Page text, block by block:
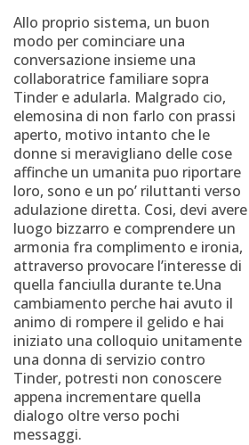
Allo proprio sistema, un buon
modo per cominciare una
conversazione insieme una
collaboratrice familiare sopra
Tinder e adularla. Malgrado cio,
elemosina di non farlo con prassi
aperto, motivo intanto che le
donne si meravigliano delle cose
affinche un umanita puo riportare
loro, sono e un po’ riluttanti verso
adulazione diretta. Cosi, devi avere
luogo bizzarro e comprendere un
armonia fra complimento e ironia,
attraverso provocare l’interesse di
quella fanciulla durante te.Una
cambiamento perche hai avuto il
animo di rompere il gelido e hai
iniziato una colloquio unitamente
una donna di servizio contro
Tinder, potresti non conoscere
appena incrementare quella
dialogo oltre verso pochi
messaggi.